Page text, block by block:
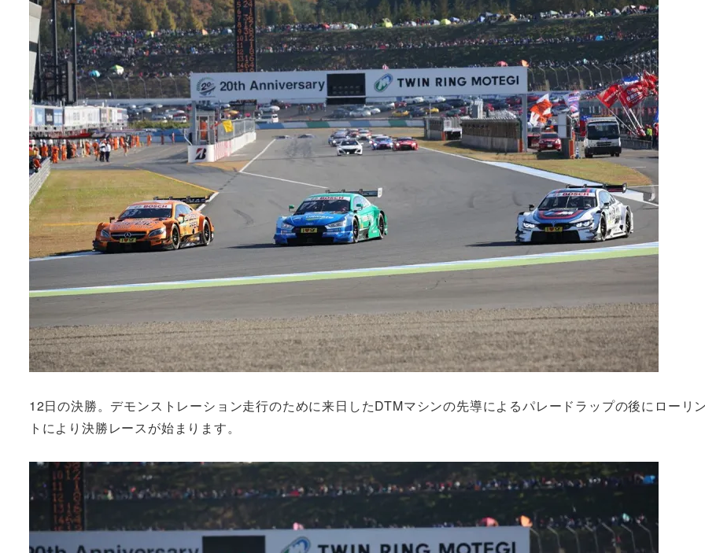
12日の決勝。デモンストレーション走行のために来日したDTMマシンの先導によるパレードラップの後にローリ
トにより決勝レースが始まります。